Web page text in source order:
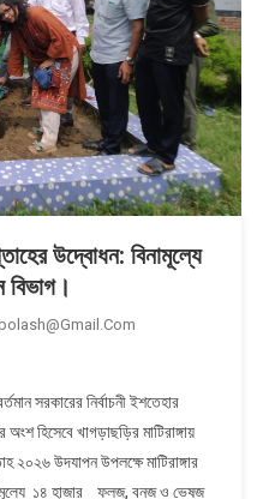
উদ্বোধন: বিনামূল্যে
বিভাগ।
সরকারের নির্বাচনী ইশতেহার
হিসেবে খাগড়াছড়ির মাটিরাঙ্গায়
২০২৬ উদযাপন উপলক্ষে মাটিরাঙ্গার
১৪ হাজার ফলজ, বনজ ও ভেষজ